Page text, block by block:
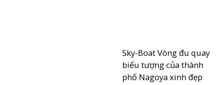
Sky-Boat Vòng đu quay
biểu tượng của thành
phố Nagoya xinh đẹp